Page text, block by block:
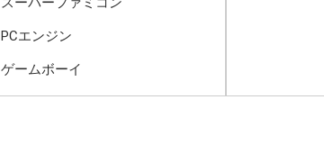
PCエンジン
ゲームボーイ